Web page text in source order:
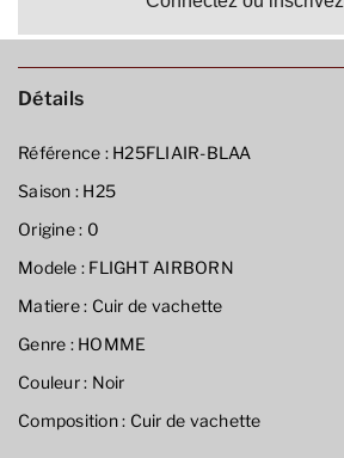
Détails
Référence :H25FLIAIR-BLAA
Saison : H25
Origine : 0
Modele : FLIGHT AIRBORN
Matiere : Cuir de vachette
Genre :HOMME
Couleur : Noir
Composition : Cuir de vachette